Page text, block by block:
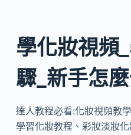
學化妝視頻
驟_新手怎
達人教程必看:化妝視頻教
學習化妝教程、彩妝淡妝